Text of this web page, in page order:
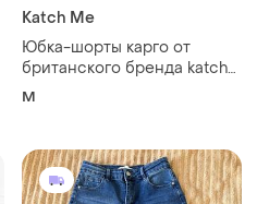
Katch Me
Юбка-шорты карго от
британского бренда katch
me
M